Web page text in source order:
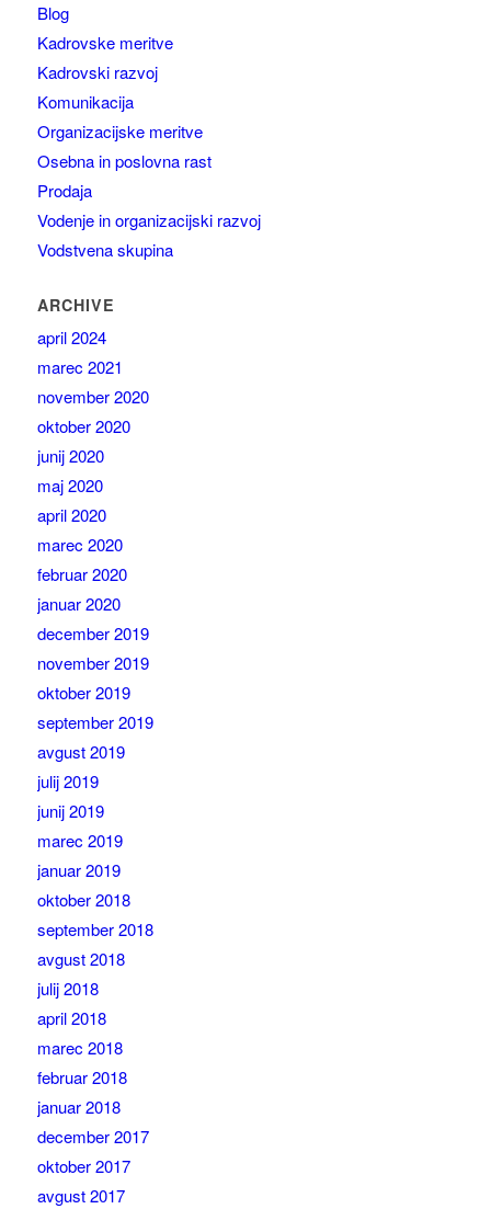
Blog
Kadrovske meritve
Kadrovski razvoj
Komunikacija
Organizacijske meritve
Osebna in poslovna rast
Prodaja
Vodenje in organizacijski razvoj
Vodstvena skupina
ARCHIVE
april 2024
marec 2021
november 2020
oktober 2020
junij 2020
maj 2020
april 2020
marec 2020
februar 2020
januar 2020
december 2019
november 2019
oktober 2019
september 2019
avgust 2019
julij 2019
junij 2019
marec 2019
januar 2019
oktober 2018
september 2018
avgust 2018
julij 2018
april 2018
marec 2018
februar 2018
januar 2018
december 2017
oktober 2017
avgust 2017